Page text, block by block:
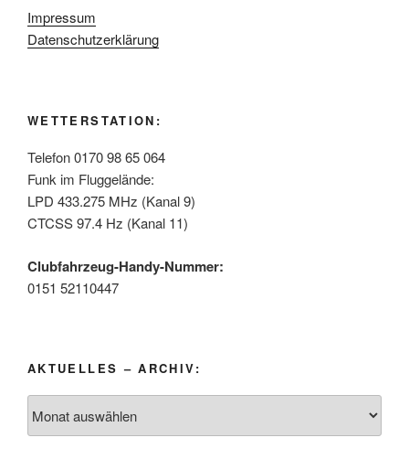
Impressum
Datenschutzerklärung
WETTERSTATION:
Telefon 0170 98 65 064
Funk im Fluggelände:
LPD 433.275 MHz (Kanal 9)
CTCSS 97.4 Hz (Kanal 11)
Clubfahrzeug-Handy-Nummer:
0151 52110447
AKTUELLES – ARCHIV:
–